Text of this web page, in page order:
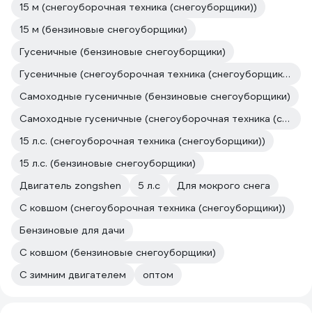
15 м (снегоуборочная техника (снегоуборщики))
15 м (бензиновые снегоуборщики)
Гусеничные (бензиновые снегоуборщики)
Гусеничные (снегоуборочная техника (снегоуборщики))
Самоходные гусеничные (бензиновые снегоуборщики)
Самоходные гусеничные (снегоуборочная техника (снегоуборщики))
15 л.с. (снегоуборочная техника (снегоуборщики))
15 л.с. (бензиновые снегоуборщики)
Двигатель zongshen
5 л.с
Для мокрого снега
С ковшом (снегоуборочная техника (снегоуборщики))
Бензиновые для дачи
С ковшом (бензиновые снегоуборщики)
С зимним двигателем
оптом